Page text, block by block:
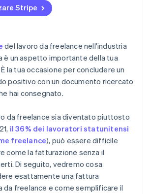
intermedi, se previsti
ai film
di consegna
relativo alle spese
e la consegna
limiti ragionevoli
costi
delle fatture
i clienti internazionali
internazionali
sistemi
Stripe
del lavoro da freelance nell'industria
è un aspetto importante della tua
la tua occasione per concludere un
positivo con un documento ricercato
hai consegnato.
da freelance sia diventato piuttosto
il 36% dei lavoratori statunitensi
freelance), può essere difficile
come la fatturazione senza il
Di seguito, vedremo cosa
esattamente una fattura
da freelance e come semplificare il